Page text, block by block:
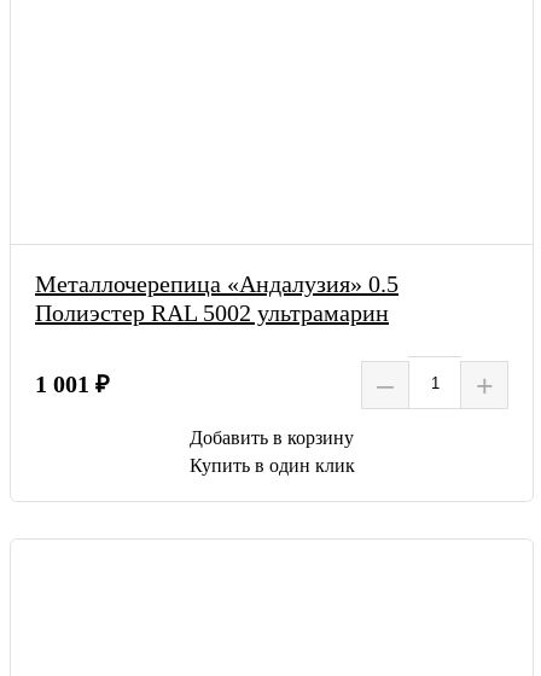
Металлочерепица «Андалузия» 0.5
Полиэстер RAL 5002 ультрамарин
1 001 ₽ – +
Добавить в корзину
Купить в один клик